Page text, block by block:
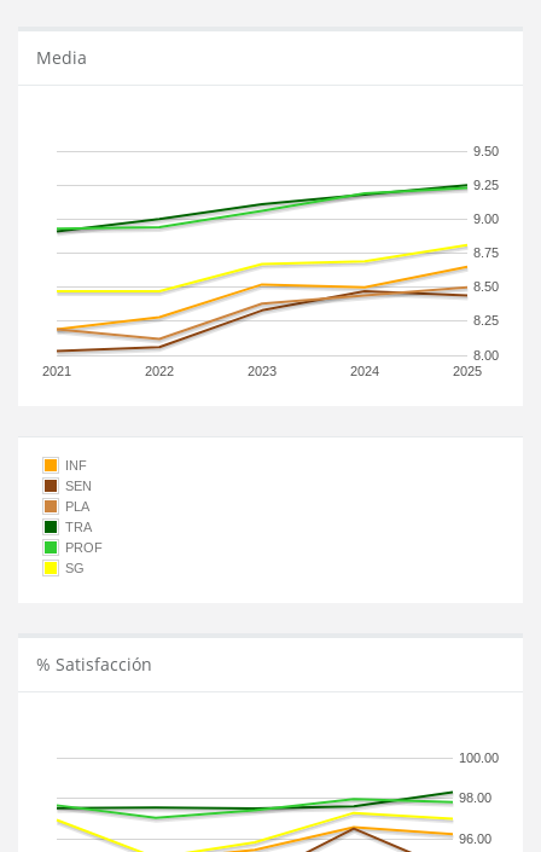
Media
2021 2022 2023 2024 2025
8.00
8.25
8.50
8.75
9.00
9.25
9.50
INF
SEN
PLA
TRA
PROF
SG
% Satisfacción
96.00
98.00
100.00